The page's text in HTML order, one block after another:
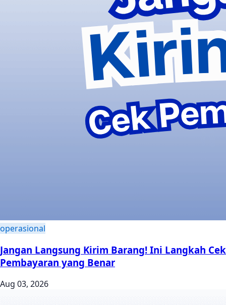
operasional
Jangan Langsung Kirim Barang! Ini Langkah Cek
Pembayaran yang Benar
Aug 03, 2026